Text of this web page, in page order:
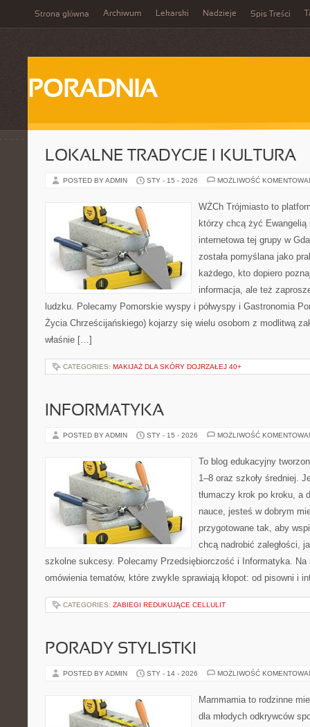
Strona główna Archiwum Lekarski Nadzieje Spis Treści
PORADNIA
LOKALNE TRADYCJE I KULTURA
POSTED BY ADMIN STY - 15 - 2026 MOŻLIWOŚĆ
WŻCh Trójmiasto to
którzy chcą żyć
internetowa tej grupy w
została pomyślana jako
każdego, kto dopiero
informacja, ale też
ludzku. Polecamy Pomorskie wyspy i półwyspy i Gastronomia
Życia Chrześcijańskiego) kojarzy się wielu osobom z modlitwą
właśnie […]
CATEGORIES: MAKIJAŻ DLA SKÓRY DOJRZAŁEJ 40+
INFORMATYKA
POSTED BY ADMIN STY - 15 - 2026 MOŻLIWOŚĆ
To blog edukacyjny
1–8 oraz szkoły średniej.
tłumaczy krok po kroku, a
nauce, jesteś w dobrym
przygotowane tak, aby
chcą nadrobić zaległości,
szkolne sukcesy. Polecamy Przedsiębiorczość i Informatyka. Na
omówienia tematów, które zwykle sprawiają kłopot: od pisowni i
CATEGORIES: ZABIEGI REDUKUJĄCE CELLULIT
PORADY STYLISTKI
POSTED BY ADMIN STY - 14 - 2026 MOŻLIWOŚĆ
Mammamia to rodzinne
dla młodych odkrywców